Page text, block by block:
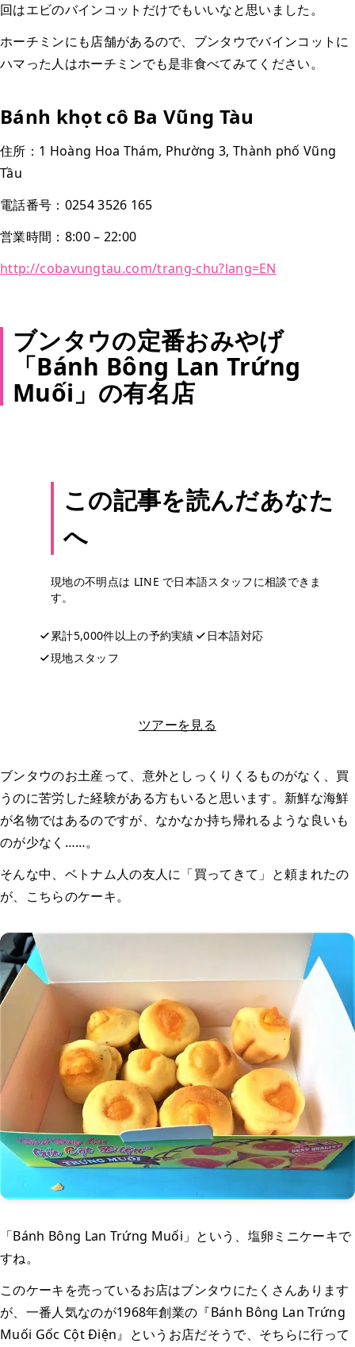
回はエビのバインコットだけでもいいなと思いました。
ホーチミンにも店舗があるので、ブンタウでバインコットに
ハマった人はホーチミンでも是非食べてみてください。
Bánh khọt cô Ba Vũng Tàu
住所：1 Hoàng Hoa Thám, Phường 3, Thành phố Vũng
Tầu
電話番号：0254 3526 165
営業時間：8:00 – 22:00
http://cobavungtau.com/trang-chu?lang=EN
ブンタウの定番おみやげ
「Bánh Bông Lan Trứng
Muối」の有名店
この記事を読んだあなた
へ
現地の不明点は LINE で日本語スタッフに相談できま
す。
累計5,000件以上の予約実績
日本語対応
現地スタッフ
ツアーを見る
ブンタウのお土産って、意外としっくりくるものがなく、買
うのに苦労した経験がある方もいると思います。新鮮な海鮮
が名物ではあるのですが、なかなか持ち帰れるような良いも
のが少なく……。
そんな中、ベトナム人の友人に「買ってきて」と頼まれたの
が、こちらのケーキ。
「Bánh Bông Lan Trứng Muối」という、塩卵ミニケーキで
すね。
このケーキを売っているお店はブンタウにたくさんあります
が、一番人気なのが1968年創業の『Bánh Bông Lan Trứng
Muối Gốc Cột Điện』というお店だそうで、そちらに行って